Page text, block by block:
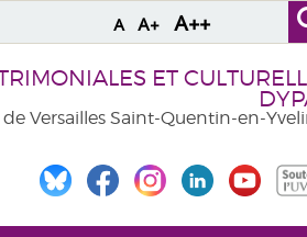
A A+ A++
ET
Versailles Saint-Quentin-en-